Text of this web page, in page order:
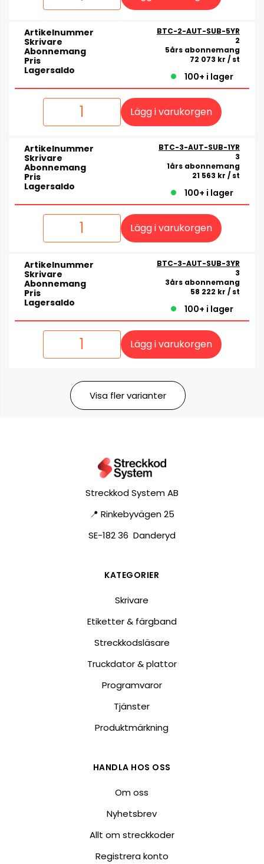
Artikelnummer BTC-2-AUT-SUB-5YR
Skrivare 2
Abonnemang 5års abonnemang
Pris 72 073 kr / st
Lagersaldo
100+ i lager
Lägg i varukorgen
Artikelnummer BTC-3-AUT-SUB-1YR
Skrivare 3
Abonnemang 1års abonnemang
Pris 21 563 kr / st
Lagersaldo
100+ i lager
Lägg i varukorgen
Artikelnummer BTC-3-AUT-SUB-3YR
Skrivare 3
Abonnemang 3års abonnemang
Pris 58 222 kr / st
Lagersaldo
100+ i lager
Lägg i varukorgen
Visa fler varianter
Streckkod System AB
📍 Rinkebyvägen 25
SE-182 36 Danderyd
KATEGORIER
Skrivare
Etiketter & färgband
Streckkodsläsare
Truckdator & plattor
Programvaror
Tjänster
Produktmärkning
HANDLA HOS OSS
Om oss
Nyhetsbrev
Allt om streckkoder
Registrera konto